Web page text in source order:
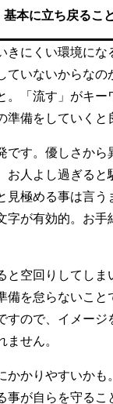
基本に立ち戻ること
きにくい環境にな
ていないからなの
。「流す」がキー
準備をしていくと
です。優しさから
お人よし過ぎると
見極める事は言う
字が有効的。お手
と空回りしてしま
備を怠らないこと
すので、イメージ
ません。
かかりやすいかも
事が自らを守るこ